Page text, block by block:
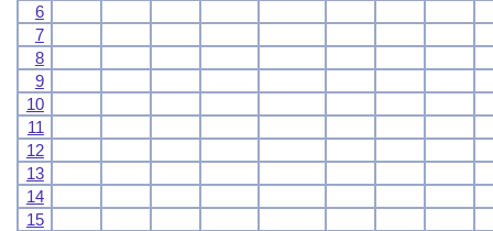
6
7
8
9
10
11
12
13
14
15